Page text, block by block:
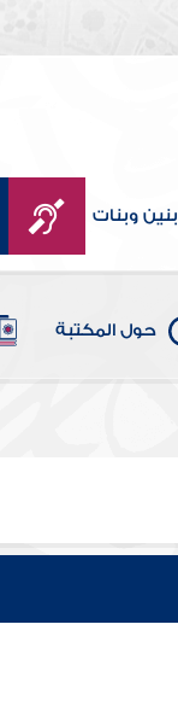
بنين وبنات
حول المكتبة